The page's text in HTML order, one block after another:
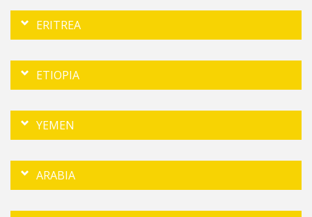
ERITREA
ETIOPIA
YEMEN
ARABIA